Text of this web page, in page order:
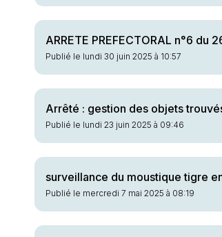
ARRETE PREFECTORAL n°6
Publié le lundi 30 juin 2025 à 10:57
Arrêté : gestion des objets
Publié le lundi 23 juin 2025 à 09:46
surveillance du moustique tigre
Publié le mercredi 7 mai 2025 à 08:19